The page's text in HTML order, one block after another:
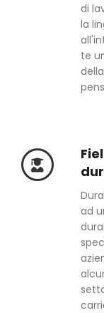
di
la
te
ad